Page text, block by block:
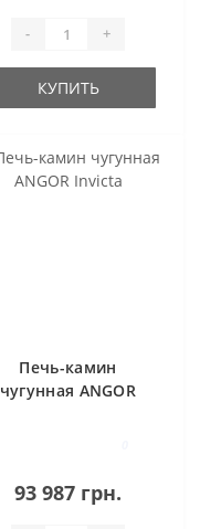
- +
КУПИТЬ
Печь-камин
чугунная ANGOR
93 987 грн.